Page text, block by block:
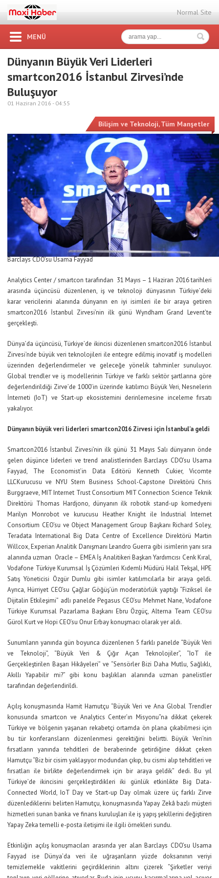
Normal Site
MENÜ
Dünyanın Büyük Veri Liderleri
smartcon2016 İstanbul Zirvesi’nde
Buluşuyor
01 Haziran 2016 - 04:55
Bilişim ve Teknoloji,Tüm Manşetler
Barclays CDO’su Usama Fayyad
Analytics Center / smartcon tarafından 31 Mayıs – 1 Haziran 2016 tarihleri
arasında üçüncüsü düzenlenen, iş ve teknoloji dünyasının Türkiye’deki
karar vericilerini alanında dünyanın en iyi isimleri ile bir araya getiren
smartcon2016 İstanbul Zirvesi’nin ilk günü Wyndham Grand Levent’te
gerçekleşti.
Dünya’da üçüncüsü, Türkiye’de ikincisi düzenlenen smartcon2016 İstanbul
Zirvesi’nde büyük veri teknolojileri ile entegre edilmiş inovatif iş modelleri
üzerinden değerlendirmeler ve geleceğe yönelik tahminler sunuluyor.
Global trendler ve iş modellerinin Türkiye ve farklı sektör şartlarına göre
değerlendirildiği Zirve’de 1000’in üzerinde katılımcı Büyük Veri, Nesnelerin
İnterneti (IoT) ve Start-up ekosistemini derinlemesine inceleme fırsatı
yakalıyor.
Dünyanın büyük veri liderleri smartcon2016 Zirvesi için İstanbul’a geldi
Smartcon2016 İstanbul Zirvesi’nin ilk günü 31 Mayıs Salı dünyanın önde
gelen düşünce liderleri ve trend analistlerinden Barclays CDO’su Usama
Fayyad, The Economist’in Data Editörü Kenneth Cukier, Vicomte
LLCKurucusu ve NYU Stern Business School-Capstone Direktörü Chris
Burggraeve, MIT Internet Trust Consortium MIT Connection Science Teknik
Direktörü Thomas Hardjono, dünyanın ilk robotik stand-up komedyeni
Marilyn Monrobot ve kurucusu Heather Knight ile Industrial Internet
Consortium CEO’su ve Object Management Group Başkanı Richard Soley,
Teradata International Big Data Centre of Excellence Direktörü Martin
Willcox, Experian Analitik Danışmanı Leandro Guerra gibi isimlerin yanı sıra
alanında uzman Oracle – EMEA İş Analitikeri Başkan Yardımcısı Cenk Kıral,
Vodafone Türkiye Kurumsal İş Çözümleri Kıdemli Müdürü Halil Tekşal, HPE
Satış Yöneticisi Özgür Dumlu gibi isimler katılımcılarla bir araya geldi.
Ayrıca, Hürriyet CEO’su Çağlar Göğüş’ün moderatörlük yaptığı “Fiziksel ile
Dijitalin Etkileşimi” adlı panelde Pegasus CEO’su Mehmet Nane, Vodafone
Türkiye Kurumsal Pazarlama Başkanı Ebru Özgüç, Alterna Team CEO’su
Gürol Kurt ve Hopi CEO’su Onur Erbay konuşmacı olarak yer aldı.
Sunumların yanında gün boyunca düzenlenen 5 farklı panelde “Büyük Veri
ve Teknoloji”, “Büyük Veri & Çığır Açan Teknolojiler”, “IoT ile
Gerçekleştirilen Başarı Hikâyeleri” ve “Sensörler Bizi Daha Mutlu, Sağlıklı,
Akıllı Yapabilir mi?” gibi konu başlıkları alanında uzman panelistler
tarafından değerlendirildi.
Açılış konuşmasında Hamit Hamutçu “Büyük Veri ve Ana Global Trendler
konusunda smartcon ve Analytics Center’ın Misyonu”na dikkat çekerek
Türkiye ve bölgenin yaşanan rekabetçi ortamda ön plana çıkabilmesi için
bu tür konferansların düzenlenmesi gerektiğini belirtti. Büyük Veri’nin
fırsatların yanında tehditleri de beraberinde getirdiğine dikkat çeken
Hamutçu “Biz bir cisim yaklaşıyor modundan çıkıp, bu cismi alıp tehditleri ve
fırsatları ile birlikte değerlendirmek için bir araya geldik” dedi. Bu yıl
Türkiye’de ikincisini gerçekleştirdikleri iki günlük etkinlikte Big Data-
Connected World, IoT Day ve Start-up Day olmak üzere üç farklı Zirve
düzenlediklerini belirten Hamutçu, konuşmasında Yapay Zekâ bazlı müşteri
hizmetleri sunan banka ve finans kuruluşları ile iş yapış şekillerini değiştiren
Yapay Zeka temelli e-posta iletişimi ile ilgili örnekleri sundu.
Etkinliğin açılış konuşmacıları arasında yer alan Barclays CDO’su Usama
Fayyad ise Dünya’da veri ile uğraşanların yüzde doksanının veriyi
temizlemekle vakitlerini geçirdiklerinin altını çizerek “Şirketler veriyi